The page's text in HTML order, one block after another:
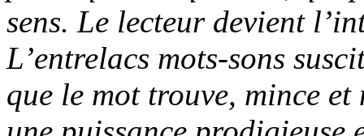
sens. Le lecteur devient
L’entrelacs mots-sons
que le mot trouve, mince